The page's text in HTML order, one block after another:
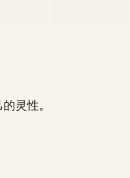
灵性。